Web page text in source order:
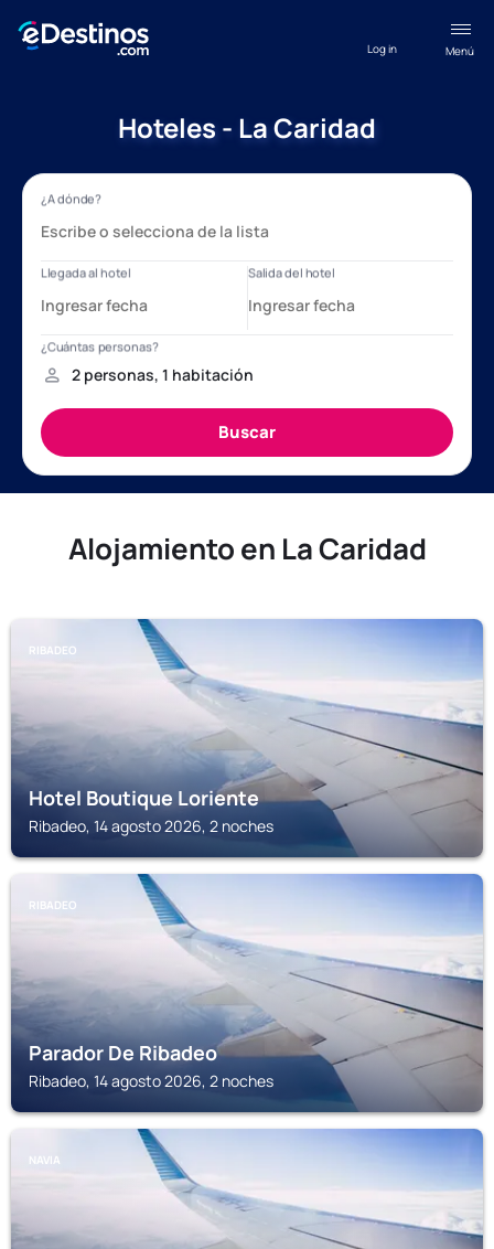
Menú
Log in
Hoteles - La Caridad
Alojamiento en La Caridad
RIBADEO
Hotel Boutique Loriente
Ribadeo, 14 agosto 2026, 2 noches
RIBADEO
Parador De Ribadeo
Ribadeo, 14 agosto 2026, 2 noches
NAVIA